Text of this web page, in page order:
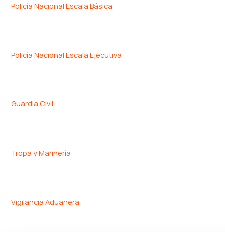
Policía Nacional Escala Básica
Policía Nacional Escala Ejecutiva
Guardia Civil
Tropa y Marinería
Vigilancia Aduanera